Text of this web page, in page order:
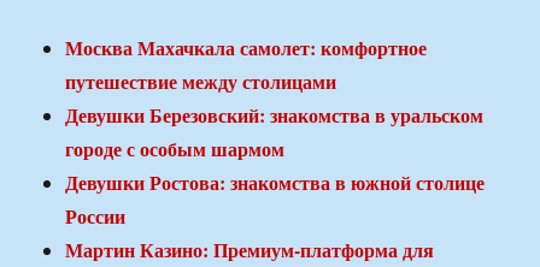
Москва Махачкала самолет: комфортное
путешествие между столицами
Девушки Березовский: знакомства в уральском
городе с особым шармом
Девушки Ростова: знакомства в южной столице
России
Мартин Казино: Премиум-платформа для